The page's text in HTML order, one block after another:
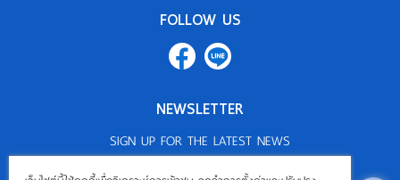
FOLLOW US
NEWSLETTER
SIGN UP FOR THE LATEST NEWS